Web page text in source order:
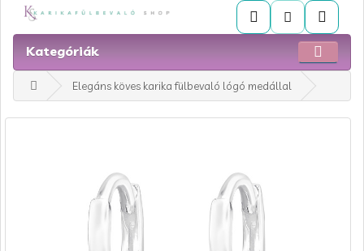
Kategóriák
Elegáns köves karika fülbevaló lógó medállal